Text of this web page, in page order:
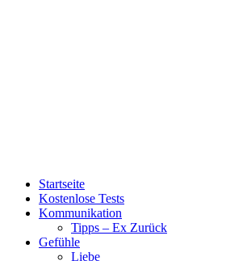
Startseite
Kostenlose Tests
Kommunikation
Tipps – Ex Zurück
Gefühle
Liebe